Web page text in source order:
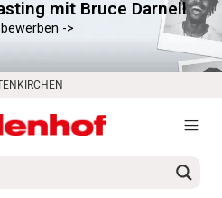
mit Bruce Darnell
->